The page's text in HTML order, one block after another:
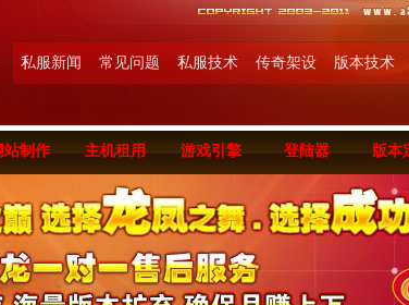
私服新闻 常见问题 私服技术 传奇架设 版本技术
站制作 主机租用 游戏引擎 登陆器 版本